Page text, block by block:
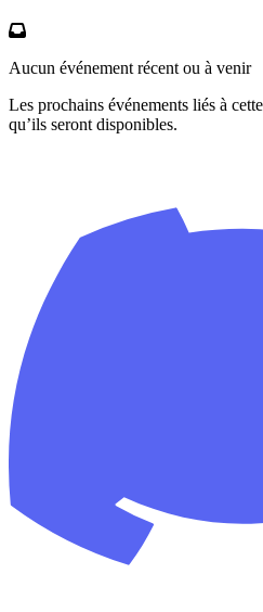
Aucun événement récent ou à venir
Les prochains événements liés à
qu’ils seront disponibles.